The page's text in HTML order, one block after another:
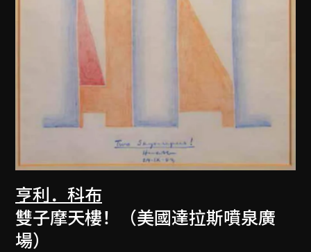
亨利．科布
雙子摩天樓！（美國達拉斯噴泉廣
場）